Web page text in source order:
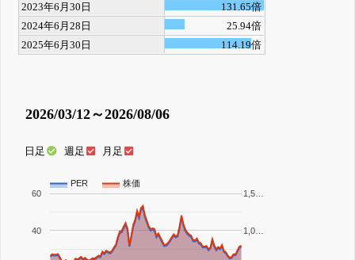
2023年6月30日
131.65倍
2024年6月28日
25.94倍
2025年6月30日
114.19倍
2026/03/12～2026/08/06
日足 週足 月足
PER 株価
40
60
1,0…
1,5…